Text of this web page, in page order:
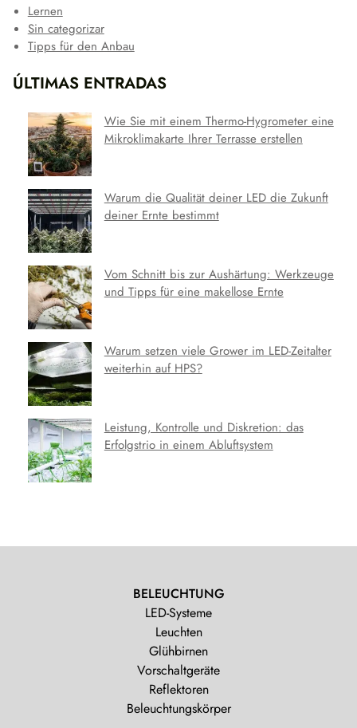
Lernen
Sin categorizar
Tipps für den Anbau
ÚLTIMAS ENTRADAS
Wie Sie mit einem Thermo-Hygrometer eine
Mikroklimakarte Ihrer Terrasse erstellen
Warum die Qualität deiner LED die Zukunft
deiner Ernte bestimmt
Vom Schnitt bis zur Aushärtung: Werkzeuge
und Tipps für eine makellose Ernte
Warum setzen viele Grower im LED-Zeitalter
weiterhin auf HPS?
Leistung, Kontrolle und Diskretion: das
Erfolgstrio in einem Abluftsystem
BELEUCHTUNG
LED-Systeme
Leuchten
Glühbirnen
Vorschaltgeräte
Reflektoren
Beleuchtungskörper